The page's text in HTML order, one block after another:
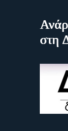
στη